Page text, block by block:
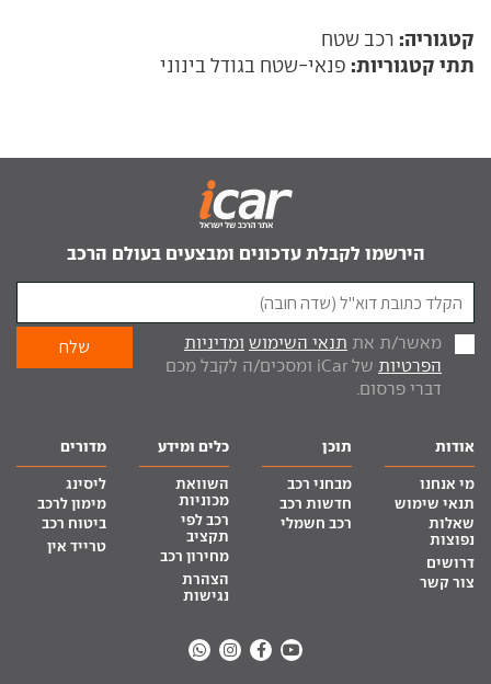
קטגוריה: רכב שטח
תתי קטגוריות: פנאי-שטח בגודל בינוני
הירשמו לקבלת עדכונים ומבצעים בעולם הרכב
מאשר/ת את תנאי השימוש ומדיניות
הפרטיות
של iCar ומסכים/ה לקבל מכם
דברי פרסום.
אודות
מי אנחנו
תנאי שימוש
שאלות
נפוצות
דרושים
צור קשר
תוכן
מבחני רכב
חדשות רכב
רכב חשמלי
כלים ומידע
השוואת
מכוניות
רכב לפי
תקציב
מחירון רכב
הצהרת
נגישות
מדורים
ליסינג
מימון לרכב
ביטוח רכב
טרייד אין